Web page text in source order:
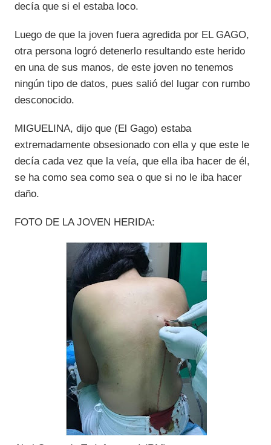
decía que si el estaba loco.
Luego de que la joven fuera agredida por EL GAGO,
otra persona logró detenerlo resultando este herido
en una de sus manos, de este joven no tenemos
ningún tipo de datos, pues salió del lugar con rumbo
desconocido.
MIGUELINA, dijo que (El Gago) estaba
extremadamente obsesionado con ella y que este le
decía cada vez que la veía, que ella iba hacer de él,
se ha como sea como sea o que si no le iba hacer
daño.
FOTO DE LA JOVEN HERIDA: